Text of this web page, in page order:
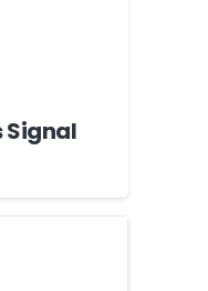
Signal